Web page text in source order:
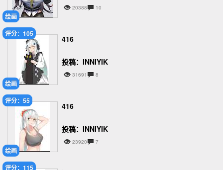
绘画
20388 10
绘画
评分：105
416
投稿：INNIYIK
31691 8
绘画
评分：55
416
投稿：INNIYIK
23920 7
评分：115